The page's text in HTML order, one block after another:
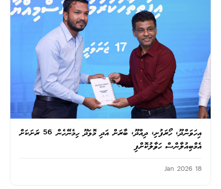
އިހަވަންދޫ، ހޯރަފުށި، ދިއްދޫ، ބާރަށް އަދި މޮޅަދޫ ހިމެނޭހެން 56 ރަށަކަށް
އެމްބިއުލާންސް ހަވާލުކޮށްފި
18 Jan 2026